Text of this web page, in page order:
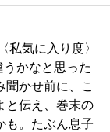
気に入り度〉
かなと思った
聞かせ前に、こ
と伝え、巻末の
も。たぶん息子